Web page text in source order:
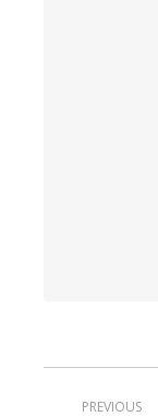
PREVIOUS